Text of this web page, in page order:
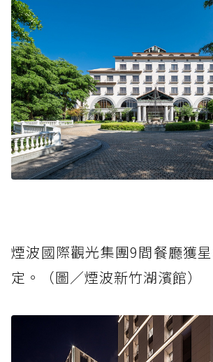
煙波國際觀光集團9間餐廳獲
定。（圖／煙波新竹湖濱館）